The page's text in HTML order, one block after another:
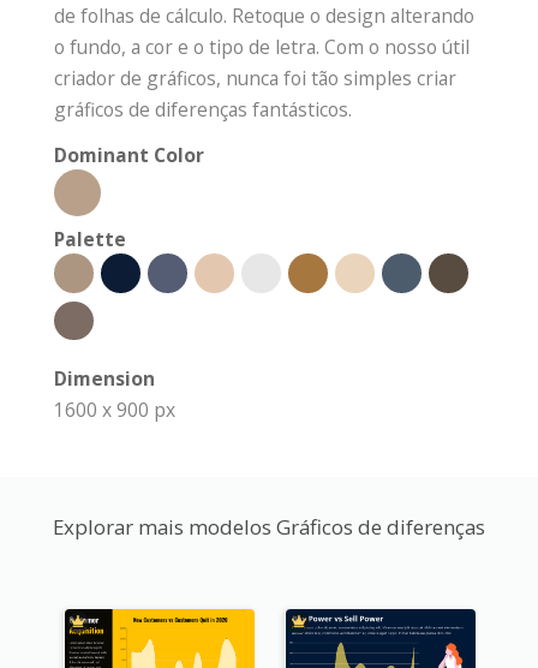
de folhas de cálculo. Retoque o design alterando
o fundo, a cor e o tipo de letra. Com o nosso útil
criador de gráficos, nunca foi tão simples criar
gráficos de diferenças fantásticos.
Dominant Color
Palette
Dimension
1600 x 900 px
Explorar mais modelos Gráficos de diferenças